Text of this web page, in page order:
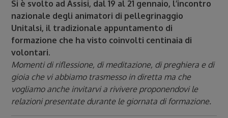
Si è svolto ad Assisi, dal 19 al 21 gennaio, l’incontro
nazionale degli animatori di pellegrinaggio
Unitalsi, il tradizionale appuntamento di
formazione che ha visto coinvolti centinaia di
volontari.
Momenti di riflessione, di meditazione, di preghiera e di
gioia che vi abbiamo trasmesso in diretta ma che
vogliamo anche invitarvi a rivivere proponendovi le
relazioni presentate durante le giornata di formazione.